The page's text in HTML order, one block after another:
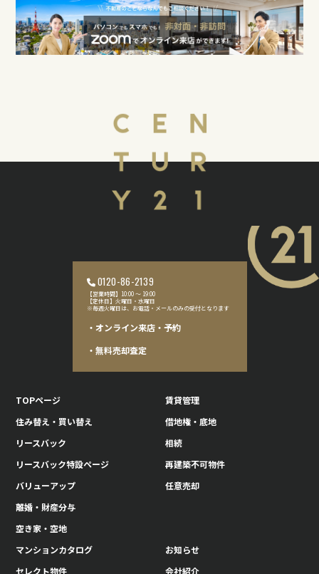
0120-86-2139
【営業時間】10:00 〜 19:00
【定休日】火曜日・水曜日
※毎週火曜日は、お電話・メールのみの受付となります
・オンライン来店・予約
・無料売却査定
TOPページ
住み替え・買い替え
リースバック
リースバック特設ページ
バリューアップ
離婚・財産分与
空き家・空地
賃貸管理
借地権・底地
相続
再建築不可物件
任意売却
マンションカタログ
セレクト物件
お知らせ
会社紹介